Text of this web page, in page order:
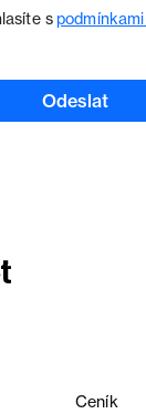
s
Odeslat
Ceník